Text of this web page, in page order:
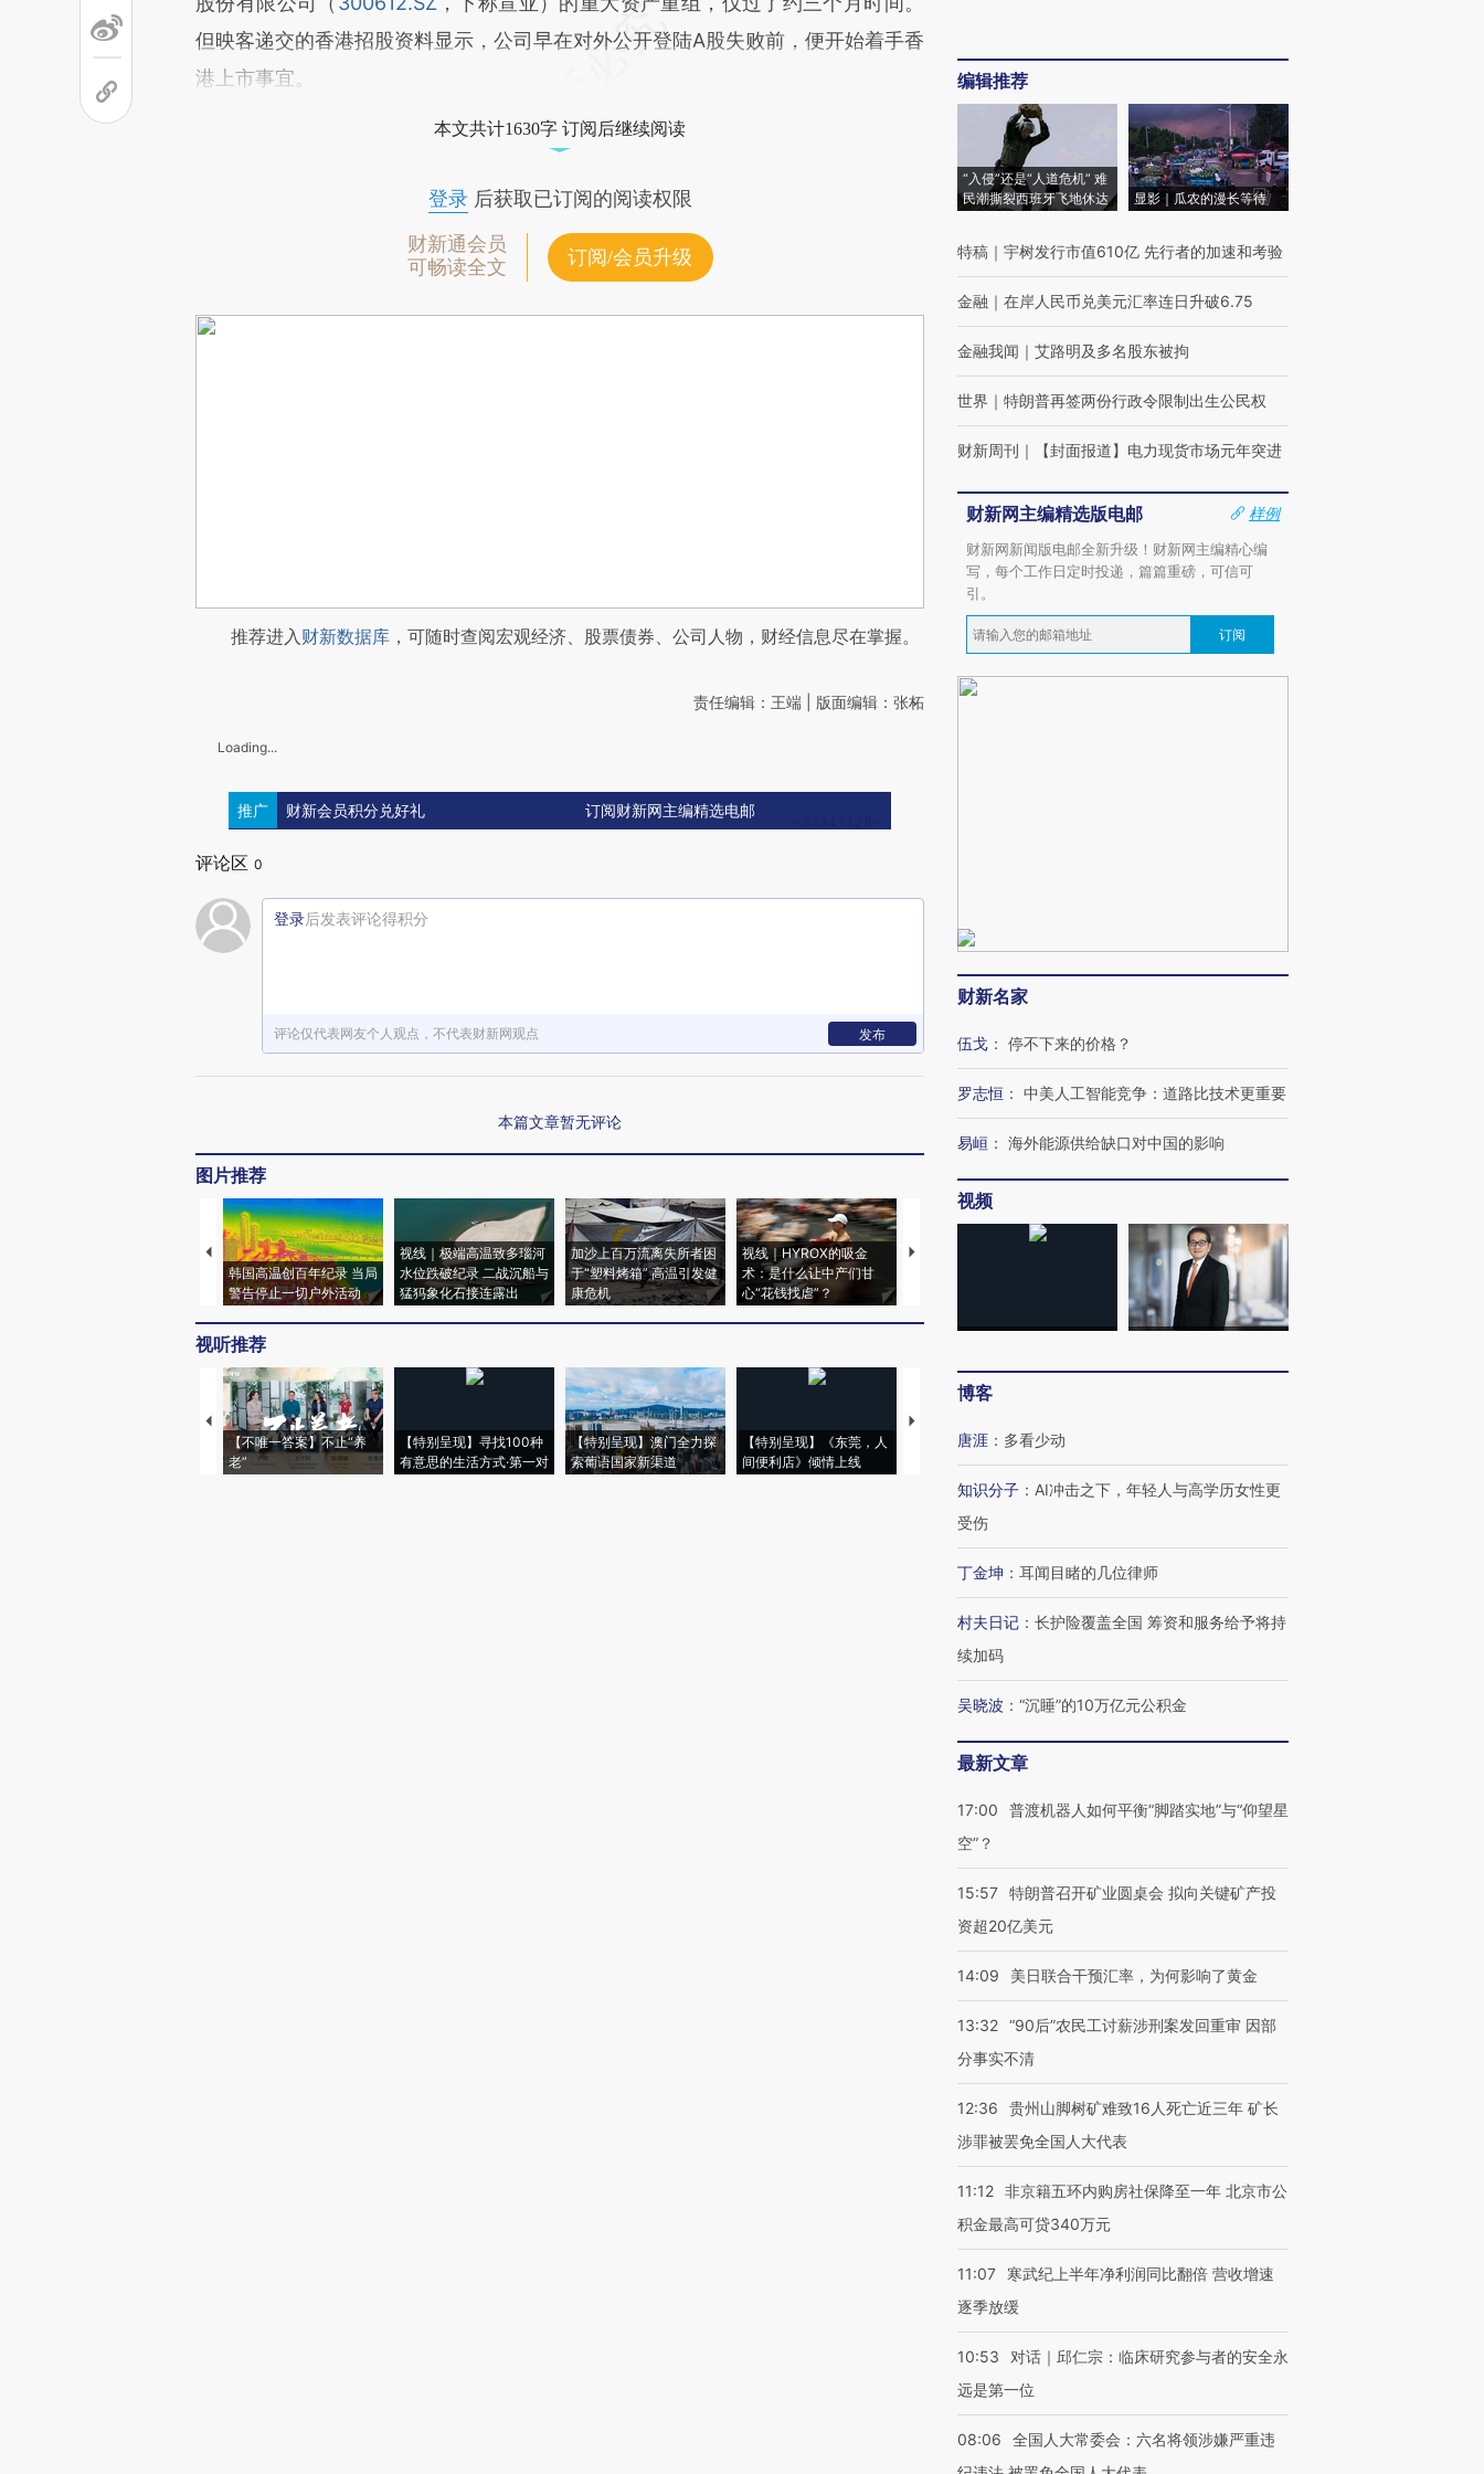
但映客递交的香港招股资料显示，公司早在对外公开登陆A股失败前，便开始着手香
港上市事宜。
本文共计1630字 订阅后继续阅读
登录后获取已订阅的阅读权限
财新通会员
可畅读全文
订阅/会员升级
推荐进入财新数据库 ，可随时查阅宏观经济、股票债券、公司人物，财经信息尽在掌握。
责任编辑：王端 | 版面编辑：张柘
Loading...
推广 财新会员积分兑好礼 订阅财新网主编精选电邮
评论区 0
登录后发表评论得积分
评论仅代表网友个人观点，不代表财新网观点 发布
本篇文章暂无评论
图片推荐
韩国高温创百年纪录 当局
警告停止一切户外活动
视线｜极端高温致多瑙河
水位跌破纪录 二战沉船与
猛犸象化石接连露出
加沙上百万流离失所者困
于“塑料烤箱” 高温引发健
康危机
视线｜HYROX的吸金
术：是什么让中产们甘
心“花钱找虐”？
马航飞行员跨国走私7万
视线｜被称为“蟑螂”的印
度Z世代 用街头抗争将教
育部长拱下台
视线｜“入侵”还是“人道危
飞地休达
视听推荐
【不唯一答案】不止“养
老”
【特别呈现】寻找100种
有意思的生活方式·第一对
【特别呈现】澳门全力探
索葡语国家新渠道
【特别呈现】《东莞，人
间便利店》倾情上线
【推广】走进第四届链博
会，让数智科技“链”接产
有意思的生活方式·第三对
住三大增长引擎是什么？
编辑推荐
“入侵”还是“人道危机” 难
民潮撕裂西班牙飞地休达
显影｜瓜农的漫长等待
特稿 ｜ 宇树发行市值610亿 先行者的加速和考验
金融 ｜ 在岸人民币兑美元汇率连日升破6.75
金融我闻 ｜ 艾路明及多名股东被拘
世界 ｜ 特朗普再签两份行政令限制出生公民权
财新周刊 ｜ 【封面报道】电力现货市场元年突进
财新网主编精选版电邮
样例
财新网新闻版电邮全新升级！财新网主编精心编
写，每个工作日定时投递，篇篇重磅，可信可
引。
订阅
财新名家
伍戈 ： 停不下来的价格？
罗志恒 ： 中美人工智能竞争：道路比技术更重要
易峘 ： 海外能源供给缺口对中国的影响
视频
博客
唐涯 ： 多看少动
知识分子 ： AI冲击之下，年轻人与高学历女性更
受伤
丁金坤 ： 耳闻目睹的几位律师
村夫日记 ： 长护险覆盖全国 筹资和服务给予将持
续加码
吴晓波 ： “沉睡”的10万亿元公积金
最新文章
17:00
普渡机器人如何平衡“脚踏实地”与“仰望星
空”？
15:57 特朗普召开矿业圆桌会 拟向关键矿产投
资超20亿美元
14:09 美日联合干预汇率，为何影响了黄金
13:32 “90后”农民工讨薪涉刑案发回重审 因部
分事实不清
12:36
贵州山脚树矿难致16人死亡近三年 矿长
涉罪被罢免全国人大代表
11:12 非京籍五环内购房社保降至一年 北京市公
积金最高可贷340万元
11:07
寒武纪上半年净利润同比翻倍 营收增速
逐季放缓
10:53
对话｜邱仁宗：临床研究参与者的安全永
远是第一位
08:06
全国人大常委会：六名将领涉嫌严重违